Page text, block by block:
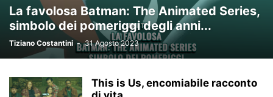
La favolosa Batman: The Animated Series,
simbolo dei pomeriggi degli anni...
Tiziano Costantini - 31 Agosto 2023
This is Us, encomiabile racconto